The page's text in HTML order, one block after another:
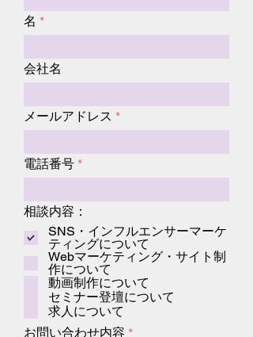
名
会社名
メールアドレス
電話番号
相談内容：
SNS・インフルエンサーマーケ
ティングについて
Webマーケティング・サイト制
作について
動画制作について
セミナー登壇について
求人について
お問い合わせ内容